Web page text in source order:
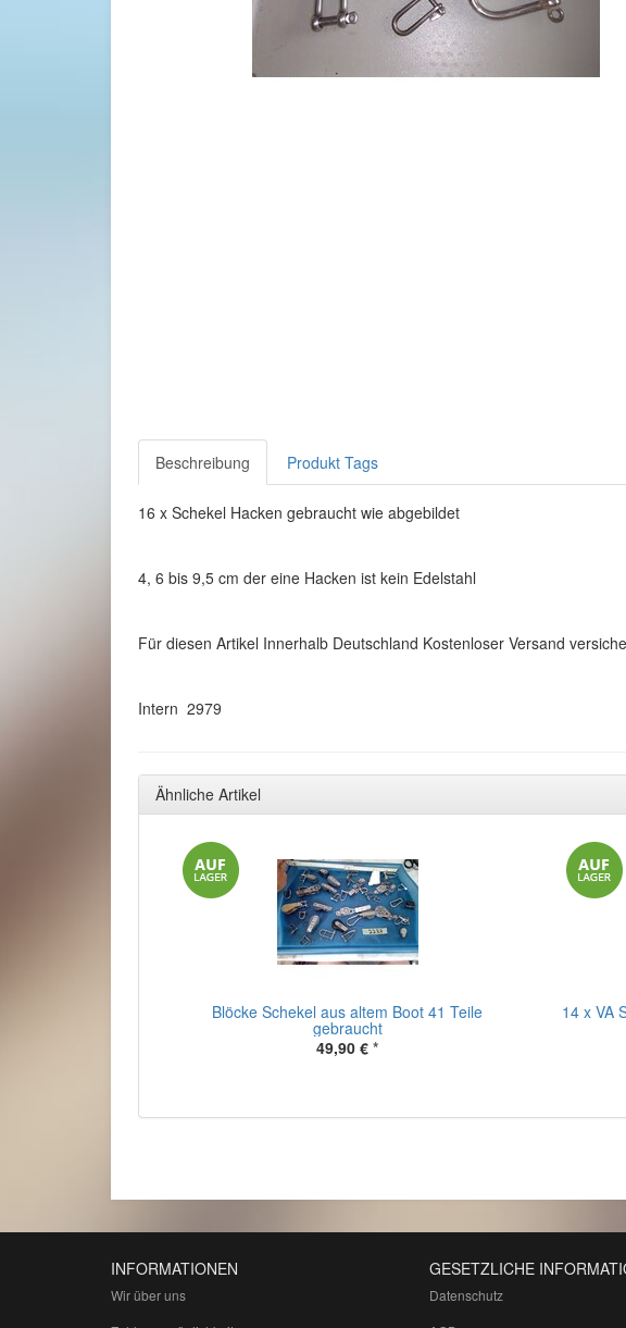
Beschreibung Produkt Tags
16 x Schekel Hacken gebraucht wie abgebildet
4, 6 bis 9,5 cm der eine Hacken ist kein Edelstahl
Für diesen Artikel Innerhalb Deutschland Kostenloser Versand
Intern 2979
Ähnliche Artikel
Blöcke Schekel aus altem Boot 41 Teile
gebraucht
49,90 € *
14 x VA
INFORMATIONEN
Wir über uns
GESETZLICHE
Datenschutz